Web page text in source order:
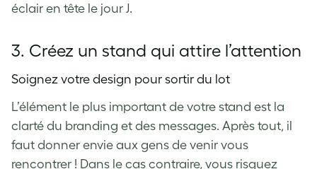
éclair en tête le jour J.
3. Créez un stand qui attire l’attention
Soignez votre design pour sortir du lot
L’élément le plus important de votre stand est la
clarté du branding et des messages. Après tout, il
faut donner envie aux gens de venir vous
rencontrer ! Dans le cas contraire, vous risquez